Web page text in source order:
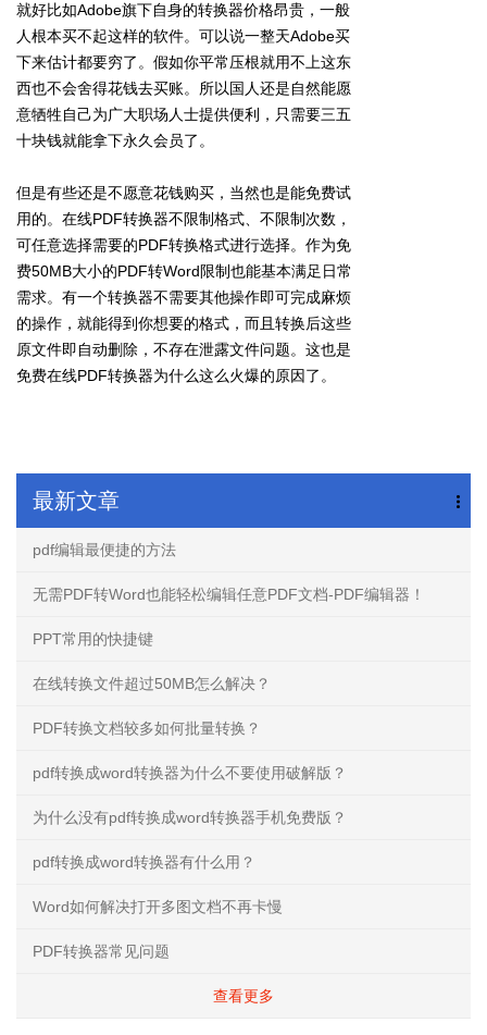
就好比如Adobe旗下自身的转换器价格昂贵，一般
人根本买不起这样的软件。可以说一整天Adobe买
下来估计都要穷了。假如你平常压根就用不上这东
西也不会舍得花钱去买账。所以国人还是自然能愿
意牺牲自己为广大职场人士提供便利，只需要三五
十块钱就能拿下永久会员了。
但是有些还是不愿意花钱购买，当然也是能免费试
用的。在线PDF转换器不限制格式、不限制次数，
可任意选择需要的PDF转换格式进行选择。作为免
费50MB大小的PDF转Word限制也能基本满足日常
需求。 有一个转换器不需要其他操作即可完成麻烦
的操作，就能得到你想要的格式，而且转换后这些
原文件即自动删除，不存在泄露文件问题。 这也是
免费在线PDF转换器为什么这么火爆的原因了。
最新文章
pdf编辑最便捷的方法
无需PDF转Word也能轻松编辑任意PDF文档-PDF编辑器！
PPT常用的快捷键
在线转换文件超过50MB怎么解决？
PDF转换文档较多如何批量转换？
pdf转换成word转换器为什么不要使用破解版？
为什么没有pdf转换成word转换器手机免费版？
pdf转换成word转换器有什么用？
Word如何解决打开多图文档不再卡慢
PDF转换器常见问题
查看更多